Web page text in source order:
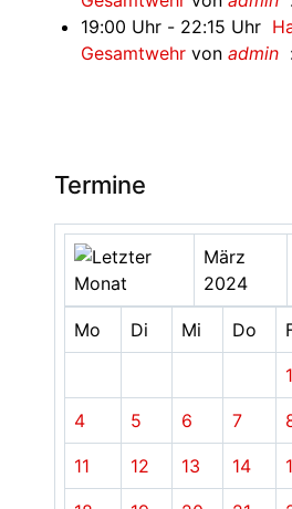
19:00 Uhr - 22:15 Uhr
Gesamtwehr von admin
Termine
März
2024
Mo Di Mi Do
1
4 5 6 7
11 12 13 14